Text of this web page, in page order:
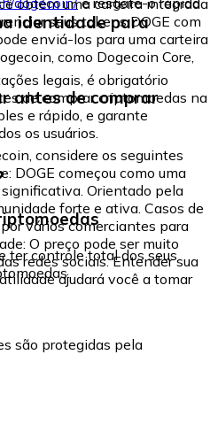
obtém uma carteira integrada
seus tokens DOGE com
enviá-los para uma carteira
como Dogecoin Core,
identidade para
legais, é obrigatório
de comprar criptomoedas na
e rápido, e garante
os usuários.
antes de comprar
considere os seguintes
DOGE começou como uma
Orientado pela
forte e ativa. Casos de
vários comerciantes para
O preço pode ser muito
redes sociais. Entender sua
ajudará você a tomar
ter controle total dos seus
são protegidas pela